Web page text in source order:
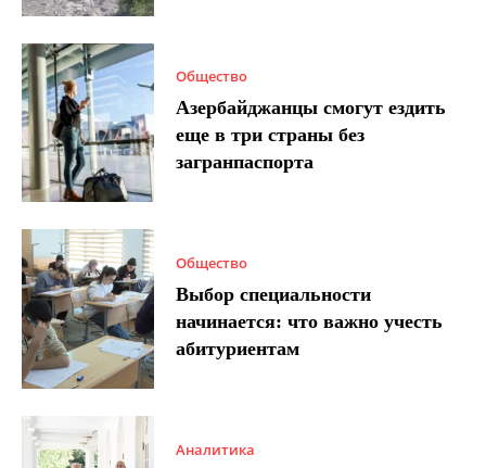
Общество
Азербайджанцы смогут ездить
еще в три страны без
загранпаспорта
Общество
Выбор специальности
начинается: что важно учесть
абитуриентам
Аналитика